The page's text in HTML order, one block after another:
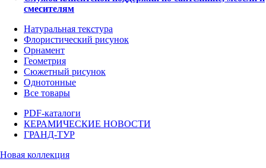
смесителям
Натуральная текстура
Флористический рисунок
Орнамент
Геометрия
Сюжетный рисунок
Однотонные
Все товары
PDF-каталоги
КЕРАМИЧЕСКИЕ НОВОСТИ
ГРАНД-ТУР
Новая коллекция